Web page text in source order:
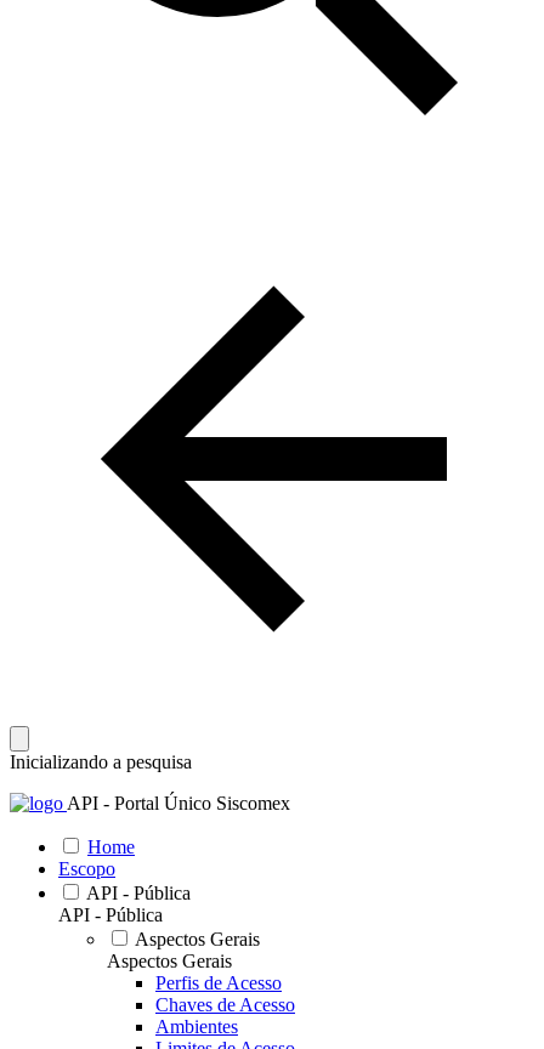
Inicializando a pesquisa
API - Portal Único Siscomex
Home
Escopo
API - Pública
API - Pública
Aspectos Gerais
Aspectos Gerais
Perfis de Acesso
Chaves de Acesso
Ambientes